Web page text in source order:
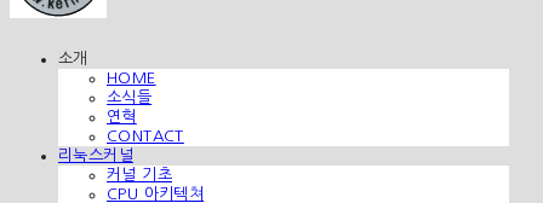
소개
HOME
소식들
연혁
CONTACT
리눅스커널
커널 기초
CPU 아키텍쳐